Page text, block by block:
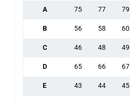
A 75 77 79
B 56 58 60
C 46 48 49
D 65 66 67
E 43 44 45